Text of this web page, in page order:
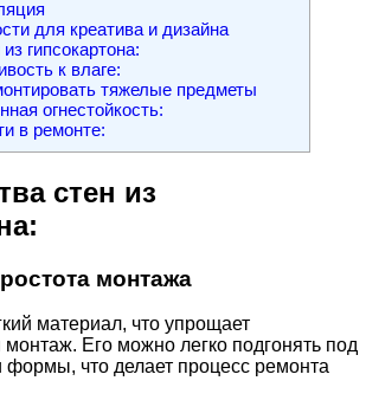
для креатива и дизайна
гипсокартона:
к влаге:
тяжелые предметы
огнестойкость:
в ремонте:
стен из
монтажа
материал, что упрощает
монтаж. Его можно легко подгонять под
что делает процесс ремонта